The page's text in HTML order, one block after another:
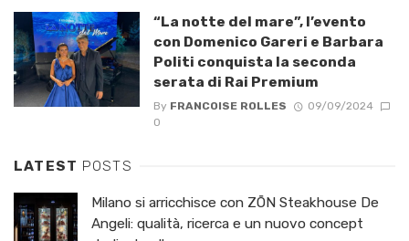
“La notte del mare”, l’evento
con Domenico Gareri e Barbara
Politi conquista la seconda
serata di Rai Premium
By FRANCOISE ROLLES
09/09/2024
0
LATEST POSTS
Milano si arricchisce con ZŌN Steakhouse De
Angeli: qualità, ricerca e un nuovo concept